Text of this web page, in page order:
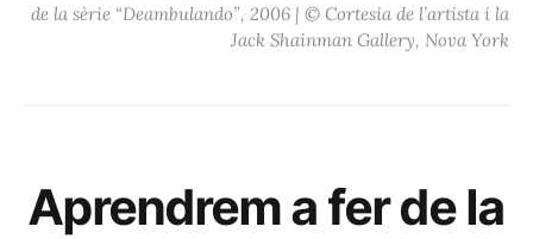
de la sèrie “Deambulando”, 2006 | © Cortesia de l’artista i la
Jack Shainman Gallery, Nova York
Aprendrem a fer de la